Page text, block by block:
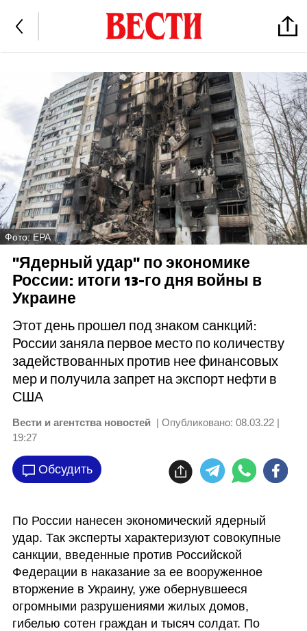
Фото: EPA
"Ядерный удар" по экономике
России: итоги 13-го дня войны в
Украине
Этот день прошел под знаком санкций:
России заняла первое место по количеству
задействованных против нее финансовых
мер и получила запрет на экспорт нефти в
США
Вести и агентства новостей | Опубликовано: 08.03.22 |
19:27
Обсудить
По России нанесен экономический ядерный
удар. Так эксперты характеризуют совокупные
санкции, введенные против Российской
Федерации в наказание за ее вооруженное
вторжение в Украину, уже обернувшееся
огромными разрушениями жилых домов,
гибелью сотен граждан и тысяч солдат. По